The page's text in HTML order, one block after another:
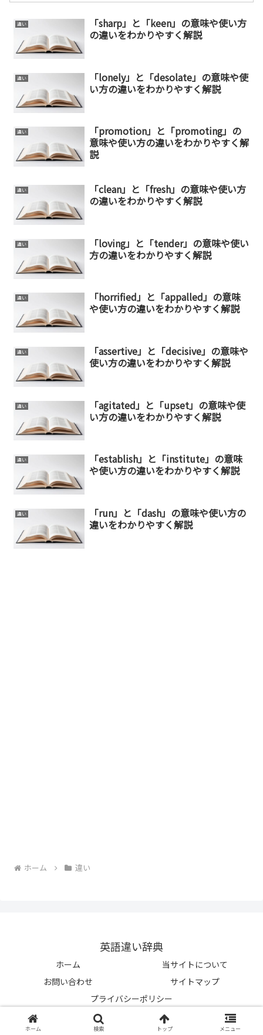
違い
「sharp」と「keen」の意味や使い方
の違いをわかりやすく解説
違い
「lonely」と「desolate」の意味や使
い方の違いをわかりやすく解説
違い
「promotion」と「promoting」の
意味や使い方の違いをわかりやすく解
説
違い
「clean」と「fresh」の意味や使い方
の違いをわかりやすく解説
違い
「loving」と「tender」の意味や使い
方の違いをわかりやすく解説
違い
「horrified」と「appalled」の意味
や使い方の違いをわかりやすく解説
違い
「assertive」と「decisive」の意味や
使い方の違いをわかりやすく解説
違い
「agitated」と「upset」の意味や使
い方の違いをわかりやすく解説
違い
「establish」と「institute」の意味
や使い方の違いをわかりやすく解説
違い
「run」と「dash」の意味や使い方の
違いをわかりやすく解説
ホーム 違い
英語違い辞典
ホーム
当サイトについて
お問い合わせ
サイトマップ
プライバシーポリシー
© 2023-2026 英語違い辞典.
ホーム 検索 トップ メニュー